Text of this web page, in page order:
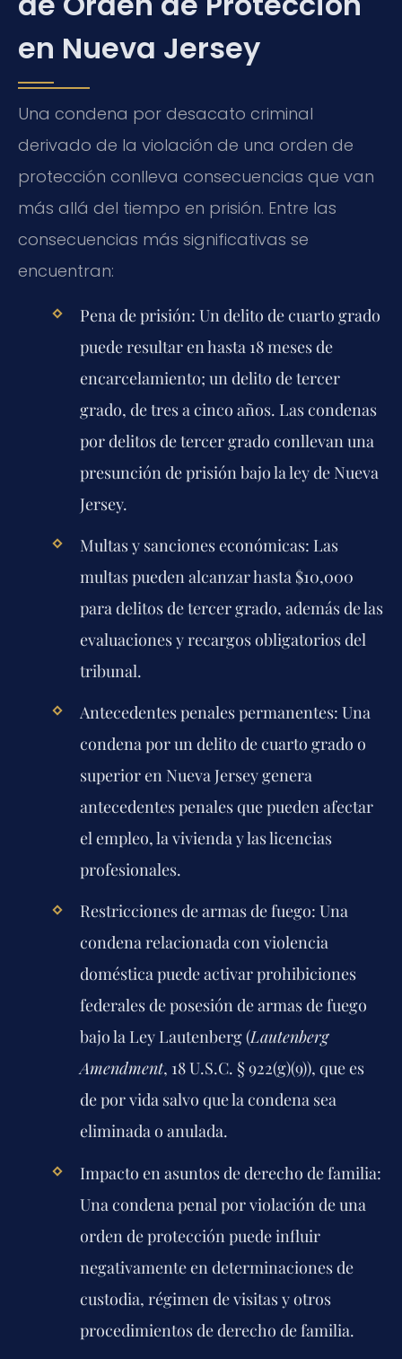
en Nueva Jersey
Una condena por desacato criminal
derivado de la violación de una orden de
protección conlleva consecuencias que van
más allá del tiempo en prisión. Entre las
consecuencias más significativas se
encuentran:
Pena de prisión: Un delito de cuarto grado
puede resultar en hasta 18 meses de
encarcelamiento; un delito de tercer
grado, de tres a cinco años. Las condenas
por delitos de tercer grado conllevan una
presunción de prisión bajo la ley de Nueva
Jersey.
Multas y sanciones económicas: Las
multas pueden alcanzar hasta $10,000
para delitos de tercer grado, además de las
evaluaciones y recargos obligatorios del
tribunal.
Antecedentes penales permanentes: Una
condena por un delito de cuarto grado o
superior en Nueva Jersey genera
antecedentes penales que pueden afectar
el empleo, la vivienda y las licencias
profesionales.
Restricciones de armas de fuego: Una
condena relacionada con violencia
doméstica puede activar prohibiciones
federales de posesión de armas de fuego
bajo la Ley Lautenberg (Lautenberg
Amendment, 18 U.S.C. § 922(g)(9)), que es
de por vida salvo que la condena sea
eliminada o anulada.
Impacto en asuntos de derecho de familia:
Una condena penal por violación de una
orden de protección puede influir
negativamente en determinaciones de
custodia, régimen de visitas y otros
procedimientos de derecho de familia.